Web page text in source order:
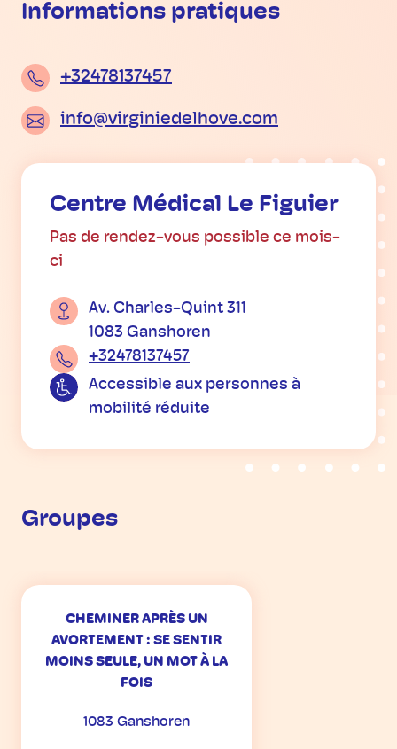
Informations pratiques
+32478137457
info@virginiedelhove.com
Centre Médical Le Figuier
Pas de rendez-vous possible ce mois-
ci
Av. Charles-Quint 311
1083 Ganshoren
+32478137457
Accessible aux personnes à
mobilité réduite
Groupes
CHEMINER APRÈS UN
AVORTEMENT : SE SENTIR
MOINS SEULE, UN MOT À LA
FOIS
1083 Ganshoren